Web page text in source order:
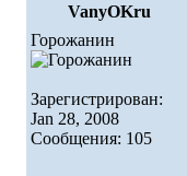
VanyOKru
Горожанин
Зарегистрирован:
Jan 28, 2008
Сообщения: 105